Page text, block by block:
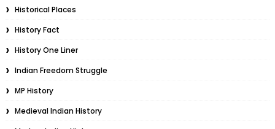
Historical Places
History Fact
History One Liner
Indian Freedom Struggle
MP History
Medieval Indian History